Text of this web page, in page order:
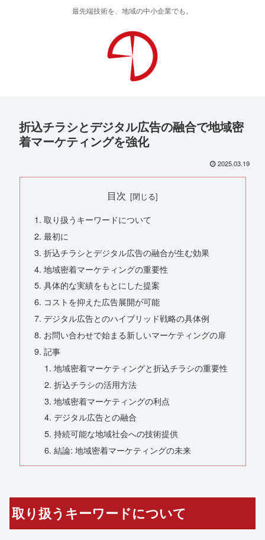
最先端技術を、地域の中小企業でも。
折込チラシとデジタル広告の融合で地域密
着マーケティングを強化
2025.03.19
目次
取り扱うキーワードについて
最初に
折込チラシとデジタル広告の融合が生む効果
地域密着マーケティングの重要性
具体的な実績をもとにした提案
コストを抑えた広告展開が可能
デジタル広告とのハイブリッド戦略の具体例
お問い合わせで始まる新しいマーケティングの扉
記事
地域密着マーケティングと折込チラシの重要性
折込チラシの活用方法
地域密着マーケティングの利点
デジタル広告との融合
持続可能な地域社会への技術提供
結論: 地域密着マーケティングの未来
取り扱うキーワードについて